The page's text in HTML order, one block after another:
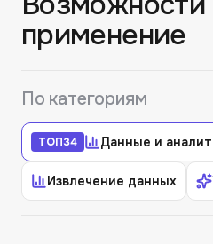
применение
По категориям
ТОП34 Данные и
Извлечение данных